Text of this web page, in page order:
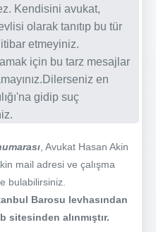
Kendisini avukat,
olarak tanıtıp bu tür
etmeyiniz.
için bu tarz mesajlar
en
gidip suç
, Avukat Hasan Akin
mail adresi ve çalışma
bulabilirsiniz.
Barosu levhasından
alınmıştır.